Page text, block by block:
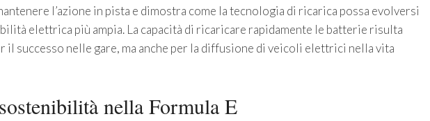
l’azione in pista e dimostra come la tecnologia di ricarica possa evolversi
elettrica più ampia. La capacità di ricaricare rapidamente le batterie risulta
il successo nelle gare, ma anche per la diffusione di veicoli elettrici nella vita
nella Formula E